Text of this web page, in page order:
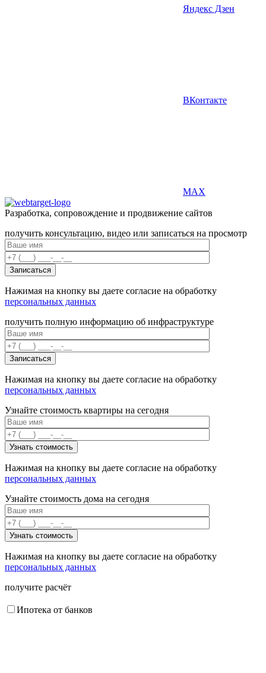
Яндекс Дзен
ВКонтакте
MAX
Разработка, сопровождение и продвижение сайтов
получить консультацию, видео или записаться на просмотр
Нажимая на кнопку вы даете согласие на обработку
персональных данных
получить полную информацию об инфраструктуре
Нажимая на кнопку вы даете согласие на обработку
персональных данных
Узнайте стоимость квартиры на сегодня
Нажимая на кнопку вы даете согласие на обработку
персональных данных
Узнайте стоимость дома на сегодня
Нажимая на кнопку вы даете согласие на обработку
персональных данных
получите расчёт
Ипотека от банков